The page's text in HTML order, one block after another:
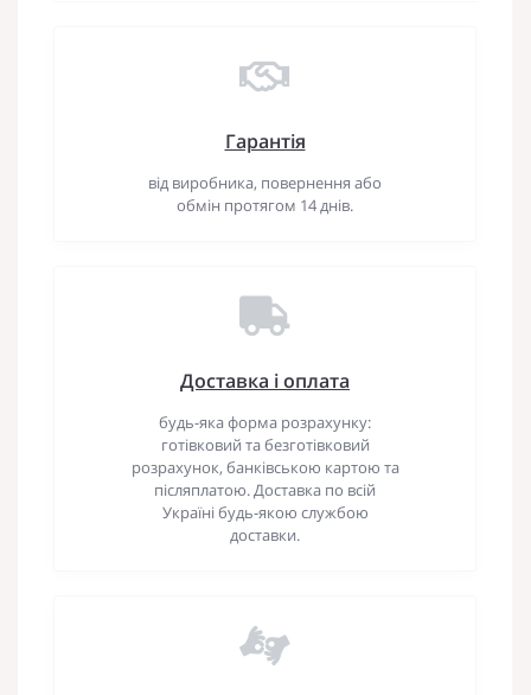
Гарантія
від виробника, повернення або
обмін протягом 14 днів.
Доставка і оплата
будь-яка форма розрахунку:
готівковий та безготівковий
розрахунок, банківською картою та
післяплатою. Доставка по всій
Україні будь-якою службою
доставки.